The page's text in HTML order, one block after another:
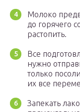
Молоко
до горячего
растопить.
Все
нужно
только
их все
Запекать